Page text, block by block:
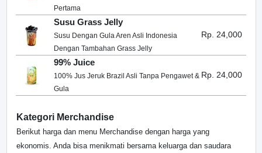
Pertama
Susu Grass Jelly
Susu Dengan Gula Aren Asli Indonesia
Dengan Tambahan Grass Jelly
Rp. 24,000
99% Juice
100% Jus Jeruk Brazil Asli Tanpa Pengawet &
Gula
Rp. 24,000
Kategori Merchandise
Berikut harga dan menu Merchandise dengan harga yang
ekonomis. Anda bisa menikmati bersama keluarga dan saudara